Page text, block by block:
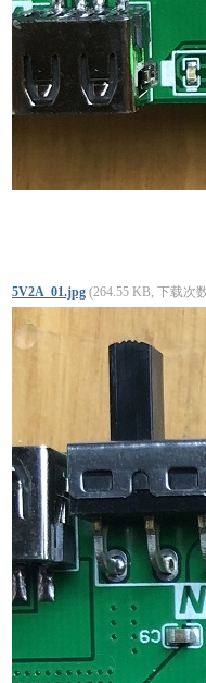
5V2A_01.jpg (264.55 KB, 下载次